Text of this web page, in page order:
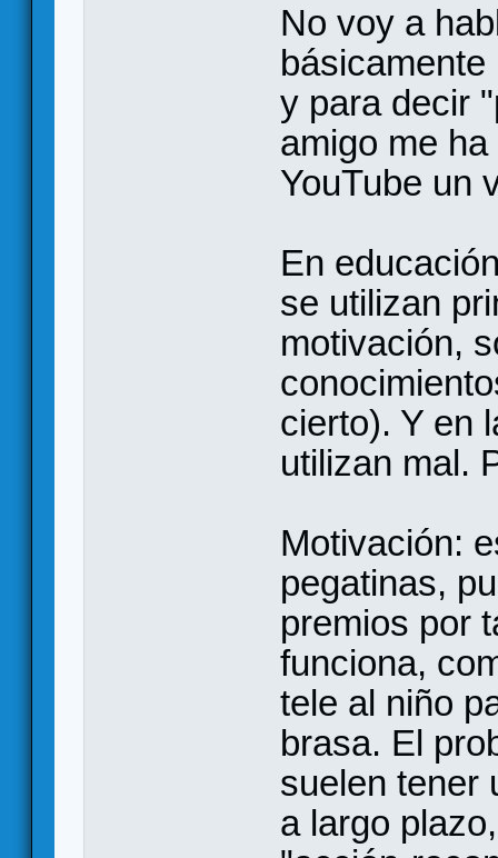
No voy a
y para decir
amigo me
YouTube un
En
se utilizan
motivación,
cierto). Y en
utilizan mal.
Motivación:
pegatinas,
premios por
funciona,
tele al niño
brasa. El
suelen tener
a largo